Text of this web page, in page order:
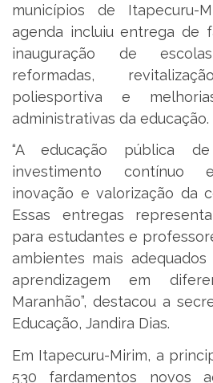
municípios de Itapecuru-
agenda incluiu entrega de
inauguração de
reformadas,
poliesportiva e
administrativas da educação.
“A educação pública
investimento contínuo
inovação e valorização da
Essas entregas
para estudantes e
ambientes mais
aprendizagem em
Maranhão”, destacou a
Educação, Jandira Dias.
Em Itapecuru-Mirim, a
530 fardamentos novos